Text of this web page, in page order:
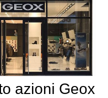
azioni Geox